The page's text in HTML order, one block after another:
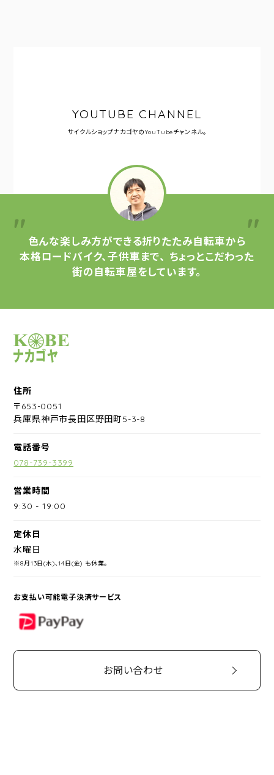
YOUTUBE CHANNEL
サイクルショップナカゴヤのYouTubeチャンネル。
色んな楽しみ方ができる折りたたみ自転車から
本格ロードバイク、子供車まで、 ちょっとこだわった
街の自転車屋をしています。
サイクルショップナカゴヤ
住所
〒653-0051
兵庫県神戸市長田区野田町5-3-8
電話番号
078-739-3399
営業時間
9:30 -19:00
定休日
水曜日
※8月13日(木)、14日(金) も休業。
お支払い可能電子決済サービス
PayPay
お問い合わせ